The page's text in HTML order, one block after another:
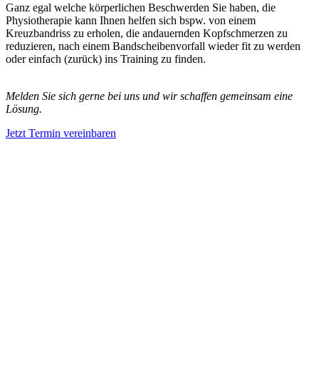
Ganz egal welche körperlichen Beschwerden Sie haben, die
Physiotherapie kann Ihnen helfen sich bspw. von einem
Kreuzbandriss zu erholen, die andauernden Kopfschmerzen zu
reduzieren, nach einem Bandscheibenvorfall wieder fit zu werden
oder einfach (zurück) ins Training zu finden.
Melden Sie sich gerne bei uns und wir schaffen gemeinsam eine
Lösung.
Jetzt Termin vereinbaren